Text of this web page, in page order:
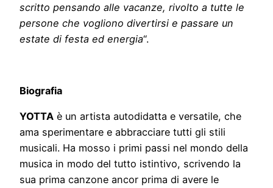
scritto pensando alle vacanze, rivolto a tutte le
persone che vogliono divertirsi e passare un
estate di festa ed energia“.
Biografia
YOTTA è un artista autodidatta e versatile, che
ama sperimentare e abbracciare tutti gli stili
musicali. Ha mosso i primi passi nel mondo della
musica in modo del tutto istintivo, scrivendo la
sua prima canzone ancor prima di avere le